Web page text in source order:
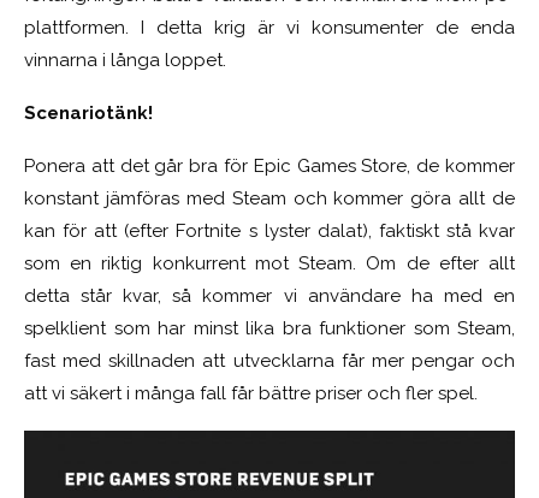
plattformen. I detta krig är vi konsumenter de enda
vinnarna i långa loppet.
Scenariotänk!
Ponera att det går bra för Epic Games Store, de kommer
konstant jämföras med Steam och kommer göra allt de
kan för att (efter Fortnite s lyster dalat), faktiskt stå kvar
som en riktig konkurrent mot Steam. Om de efter allt
detta står kvar, så kommer vi användare ha med en
spelklient som har minst lika bra funktioner som Steam,
fast med skillnaden att utvecklarna får mer pengar och
att vi säkert i många fall får bättre priser och fler spel.